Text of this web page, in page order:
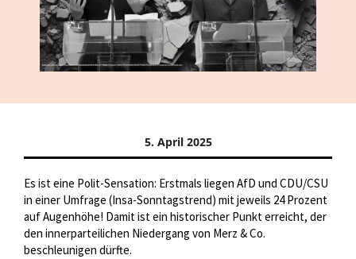
5. April 2025
Es ist eine Polit-Sensation: Erstmals liegen AfD und CDU/CSU
in einer Umfrage (Insa-Sonntagstrend) mit jeweils 24 Prozent
auf Augenhöhe! Damit ist ein historischer Punkt erreicht, der
den innerparteilichen Niedergang von Merz & Co.
beschleunigen dürfte.